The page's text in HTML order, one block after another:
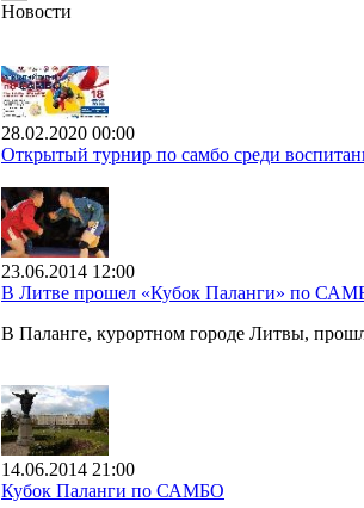
Новости
28.02.2020 00:00
Открытый турнир по самбо среди
23.06.2014 12:00
В Литве прошел «Кубок Паланги» по
В Паланге, курортном городе Литвы,
14.06.2014 21:00
Кубок Паланги по САМБО